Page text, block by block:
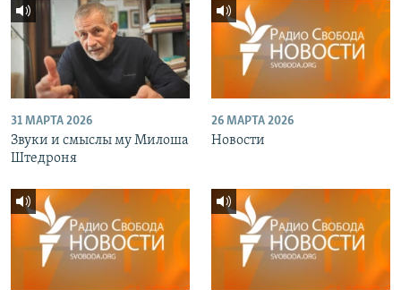
31 МАРТА 2026
Звуки и смыслы му Милоша
Штедроня
26 МАРТА 2026
Новости